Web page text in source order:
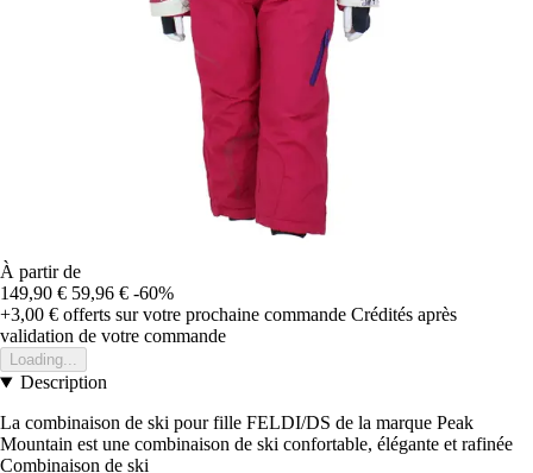
À partir de
149,90 € 59,96 € -60%
+3,00 € offerts sur votre prochaine commande Crédités après
validation de votre commande
Loading...
Description
La combinaison de ski pour fille FELDI/DS de la marque Peak
Mountain est une combinaison de ski confortable, élégante et rafinée
Combinaison de ski